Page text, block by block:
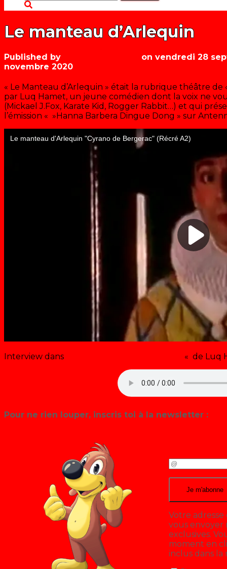
Le manteau d’Arlequin
Published by on vendredi 28
novembre 2020
« Le Manteau d’Arlequin » était la rubrique théâtre de
par Luq Hamet, un jeune comédien dont la voix ne
(Mickael J.Fox, Karate Kid, Rogger Rabbit…) et qui
l’émission « »Hanna Barbera Dingue Dong » sur
Interview dans « de Luq
Pour ne rien louper, inscris toi à la newsletter :
Votre
vous
exclusives.
moment en
inclus dans la